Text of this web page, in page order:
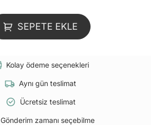
SEPETE EKLE
Kolay ödeme seçenekleri
Aynı gün teslimat
Ücretsiz teslimat
Gönderim zamanı seçebilme